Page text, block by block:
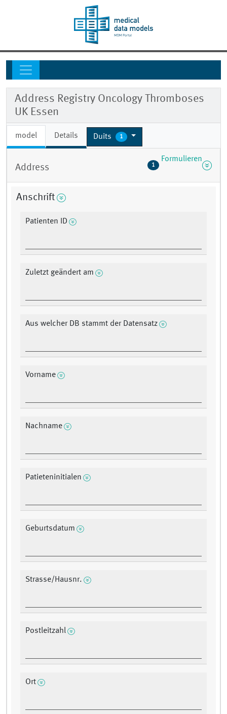
Address Registry Oncology Thromboses
UK Essen
model Details Duits 1
Address 1
Formulieren
Anschrift
Patienten ID
Zuletzt geändert am
Aus welcher DB stammt der Datensatz
Vorname
Nachname
Patieteninitialen
Geburtsdatum
Strasse/Hausnr.
Postleitzahl
Ort